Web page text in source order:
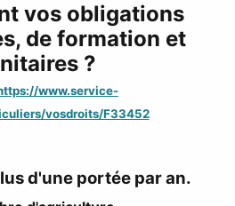
vos obligations
de formation et
?
www.service-
vosdroits/F33452
d'une portée par an.